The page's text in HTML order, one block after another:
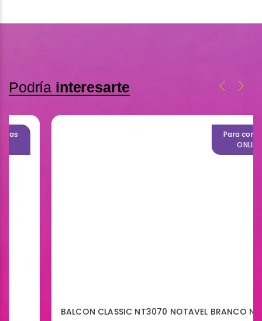
Podría interesarte
Para compras
BALCON CLASSIC NT3070 NOTAVEL BRANCO NEW